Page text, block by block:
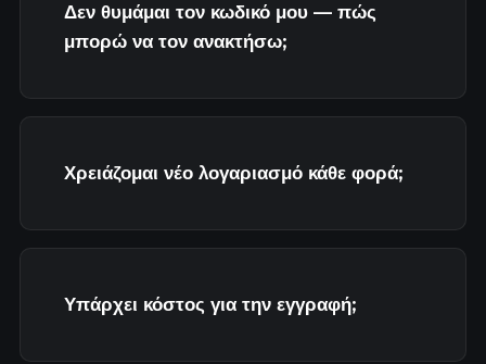
Δεν θυμάμαι τον κωδικό μου — πώς
μπορώ να τον ανακτήσω;
Χρειάζομαι νέο λογαριασμό κάθε φορά;
Υπάρχει κόστος για την εγγραφή;